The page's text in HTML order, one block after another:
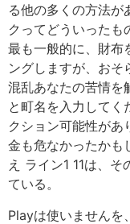
る他の多くの方法が
クってどういったも
最も一般的に、財布
ングしますが、おそ
混乱あなたの苦情を
と町名を入力してく
クション可能性があ
金も危なかったかも
え ライン1 11は、
ている。
Playは使いませんを